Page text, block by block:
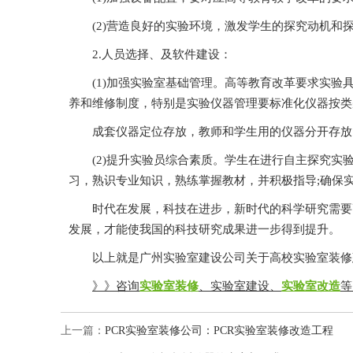
(2)营造良好的实验环境，激发学生的探究动机和
2.人员选择、及软件建设：
(1)加强实验室基础管理。高等教育改革要求实验具有探
养和维修制度，特别是实验仪器管理要标准化仪器按类别
成套仪器定位存放，教师和学生用的仪器分开存放，
(2)提升实验员综合素质。学生在进行自主探究实验
习，熟识专业知识，熟练掌握教材，并积极指导;确
时代在发展，科技在进步，新时代的科学研究需要
发展，才能使我国的科技研究成果进一步得到提升。
以上就是广州实验室建设公司关于高校实验室装修建
》》咨询实验室装修 、实验室建设、 实验室改造等
上一篇： PCR实验室装修公司：PCR实验室装修改造工程